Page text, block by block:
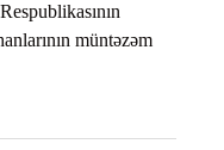
müntəzəm